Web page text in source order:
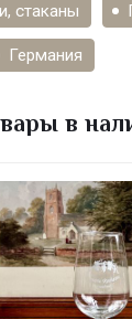
стаканы
Германия
в